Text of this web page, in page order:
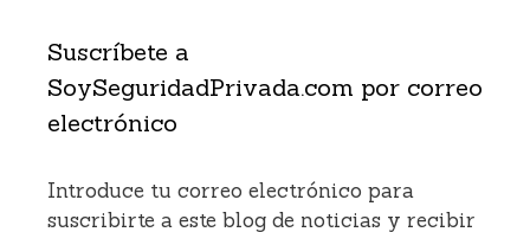
Suscríbete a
SoySeguridadPrivada.com por correo
electrónico
Introduce tu correo electrónico para
suscribirte a este blog de noticias y recibir